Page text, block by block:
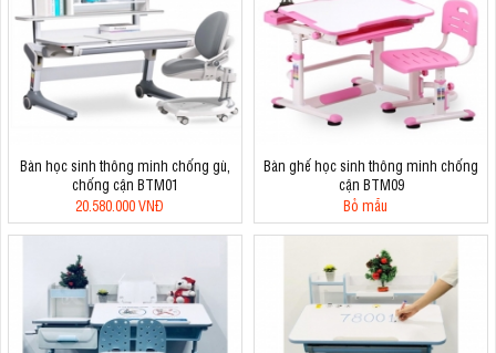
Bàn học sinh thông minh chống gù,
chống cận BTM01
20.580.000 VNĐ
Bàn ghế học sinh thông minh chống
cận BTM09
Bỏ mẫu